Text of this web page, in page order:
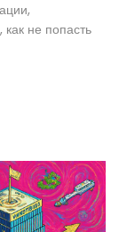
не попасть